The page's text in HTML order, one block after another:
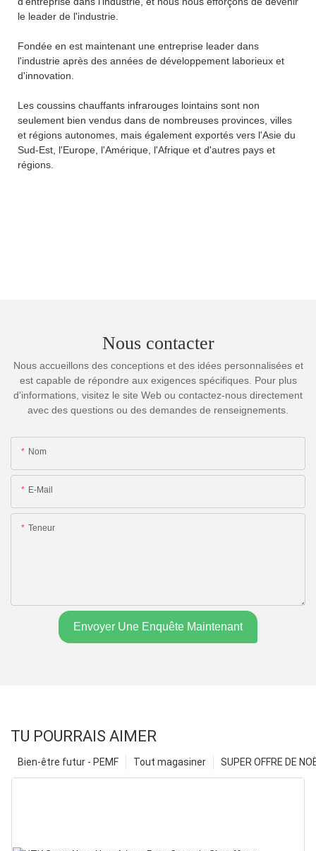
le leader de l'industrie.
Fondée en est maintenant une entreprise leader dans
l'industrie après des années de développement laborieux et
d'innovation.
Les coussins chauffants infrarouges lointains sont non
seulement bien vendus dans de nombreuses provinces, villes
et régions autonomes, mais également exportés vers l'Asie du
Sud-Est, l'Europe, l'Amérique, l'Afrique et d'autres pays et
régions.
Nous contacter
Nous accueillons des conceptions et des idées personnalisées et
est capable de répondre aux exigences spécifiques. Pour plus
d'informations, visitez le site Web ou contactez-nous directement
avec des questions ou des demandes de renseignements.
Nom
E-Mail
Teneur
Envoyer Une Enquête Maintenant
TU POURRAIS AIMER
SUPER OFFRE DE
Tout magasiner
Bien-être futur - PEMF